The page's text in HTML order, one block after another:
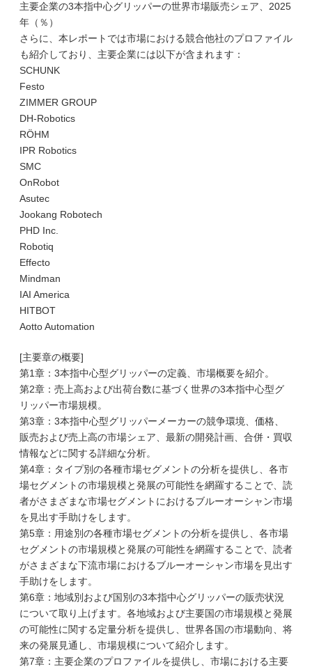
主要企業の3本指中心グリッパーの世界市場販売シェア、2025
年（％）
さらに、本レポートでは市場における競合他社のプロファイル
も紹介しており、主要企業には以下が含まれます：
SCHUNK
Festo
ZIMMER GROUP
DH-Robotics
RÖHM
IPR Robotics
SMC
OnRobot
Asutec
Jookang Robotech
PHD Inc.
Robotiq
Effecto
Mindman
IAI America
HITBOT
Aotto Automation
[主要章の概要]
第1章：3本指中心型グリッパーの定義、市場概要を紹介。
第2章：売上高および出荷台数に基づく世界の3本指中心型グ
リッパー市場規模。
第3章：3本指中心型グリッパーメーカーの競争環境、価格、
販売および売上高の市場シェア、最新の開発計画、合併・買収
情報などに関する詳細な分析。
第4章：タイプ別の各種市場セグメントの分析を提供し、各市
場セグメントの市場規模と発展の可能性を網羅することで、読
者がさまざまな市場セグメントにおけるブルーオーシャン市場
を見出す手助けをします。
第5章：用途別の各種市場セグメントの分析を提供し、各市場
セグメントの市場規模と発展の可能性を網羅することで、読者
がさまざまな下流市場におけるブルーオーシャン市場を見出す
手助けをします。
第6章：地域別および国別の3本指中心グリッパーの販売状況
について取り上げます。各地域および主要国の市場規模と発展
の可能性に関する定量分析を提供し、世界各国の市場動向、将
来の発展見通し、市場規模について紹介します。
第7章：主要企業のプロファイルを提供し、市場における主要